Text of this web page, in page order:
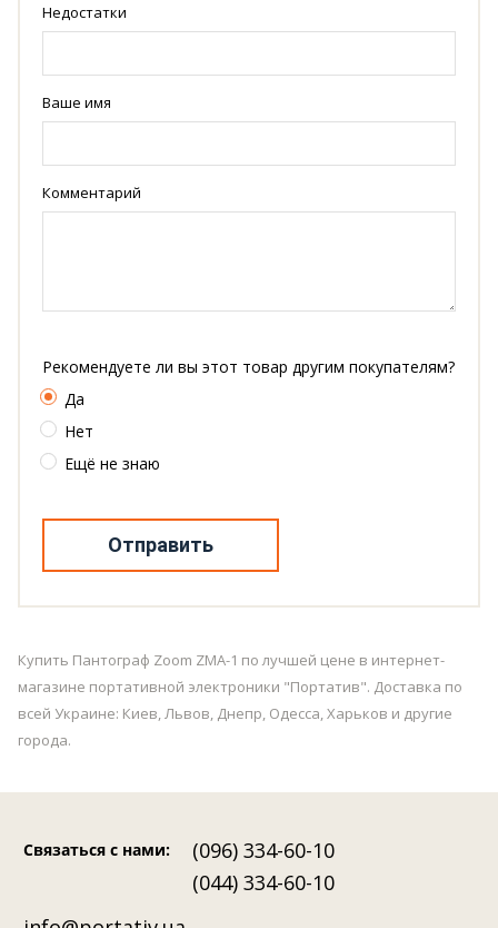
Недостатки
Ваше имя
Комментарий
Рекомендуете ли вы этот товар другим покупателям?
Да
Нет
Ещё не знаю
Отправить
Купить Пантограф Zoom ZMA-1 по лучшей цене в интернет-
магазине портативной электроники "Портатив". Доставка по
всей Украине: Киев, Львов, Днепр, Одесса, Харьков и другие
города.
Связаться с нами:
(096) 334-60-10
(044) 334-60-10